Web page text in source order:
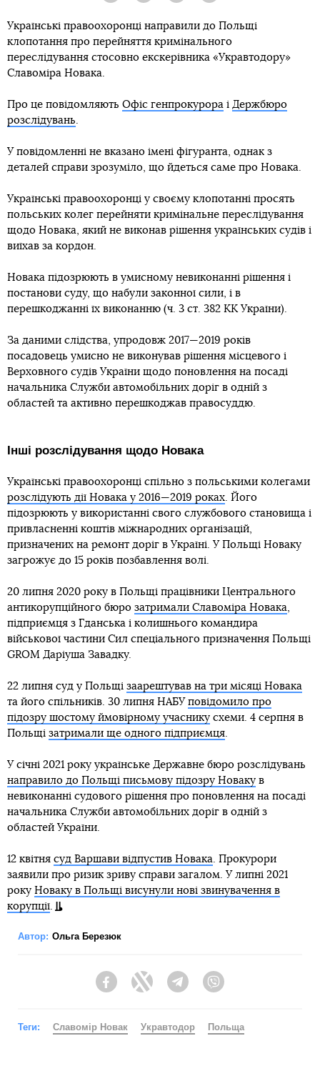
Українські правоохоронці направили до Польщі
клопотання про перейняття кримінального
переслідування стосовно екскерівника «Укравтодору»
Славоміра Новака.
Про це повідомляють Офіс генпрокурора і Держбюро
розслідувань.
У повідомленні не вказано імені фігуранта, однак з
деталей справи зрозуміло, що йдеться саме про Новака.
Українські правоохоронці у своєму клопотанні просять
польських колег перейняти кримінальне переслідування
щодо Новака, який не виконав рішення українських судів і
виїхав за кордон.
Новака підозрюють в умисному невиконанні рішення і
постанови суду, що набули законної сили, і в
перешкоджанні їх виконанню (ч. 3 ст. 382 КК України).
За даними слідства, упродовж 2017—2019 років
посадовець умисно не виконував рішення місцевого і
Верховного судів України щодо поновлення на посаді
начальника Служби автомобільних доріг в одній з
областей та активно перешкоджав правосуддю.
Інші розслідування щодо Новака
Українські правоохоронці спільно з польськими колегами
розслідують дії Новака у 2016—2019 роках. Його
підозрюють у використанні свого службового становища і
привласненні коштів міжнародних організацій,
призначених на ремонт доріг в Україні. У Польщі Новаку
загрожує до 15 років позбавлення волі.
20 липня 2020 року в Польщі працівники Центрального
антикорупційного бюро затримали Славоміра Новака,
підприємця з Гданська і колишнього командира
військової частини Сил спеціального призначення Польщі
GROM Даріуша Завадку.
22 липня суд у Польщі заарештував на три місяці Новака
та його спільників. 30 липня НАБУ повідомило про
підозру шостому ймовірному учаснику схеми. 4 серпня в
Польщі затримали ще одного підприємця.
У січні 2021 року українське Державне бюро розслідувань
направило до Польщі письмову підозру Новаку в
невиконанні судового рішення про поновлення на посаді
начальника Служби автомобільних доріг в одній з
областей України.
12 квітня суд Варшави відпустив Новака. Прокурори
заявили про ризик зриву справи загалом. У липні 2021
року Новаку в Польщі висунули нові звинувачення в
корупції.
Автор: Ольга Березюк
FacebookTwitter Telegram
Теги: Славомір Новак Укравтодор Польща